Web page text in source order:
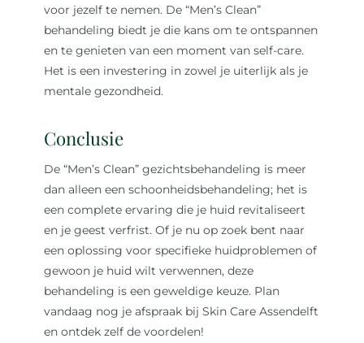
voor jezelf te nemen. De “Men’s Clean”
behandeling biedt je die kans om te ontspannen
en te genieten van een moment van self-care.
Het is een investering in zowel je uiterlijk als je
mentale gezondheid.
Conclusie
De “Men’s Clean” gezichtsbehandeling is meer
dan alleen een schoonheidsbehandeling; het is
een complete ervaring die je huid revitaliseert
en je geest verfrist. Of je nu op zoek bent naar
een oplossing voor specifieke huidproblemen of
gewoon je huid wilt verwennen, deze
behandeling is een geweldige keuze. Plan
vandaag nog je afspraak bij Skin Care Assendelft
en ontdek zelf de voordelen!